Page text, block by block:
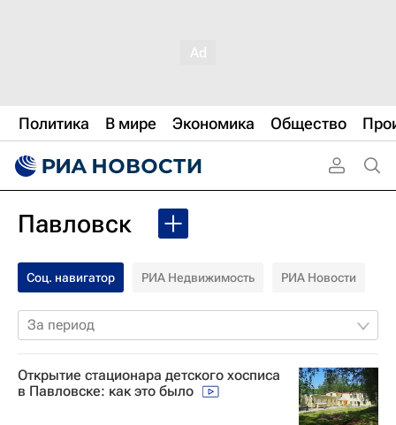
Политика В мире Экономика Общество
Павловск
Соц. навигатор РИА Недвижимость РИА Новости
За период
Открытие стационара детского хосписа
в Павловске: как это было